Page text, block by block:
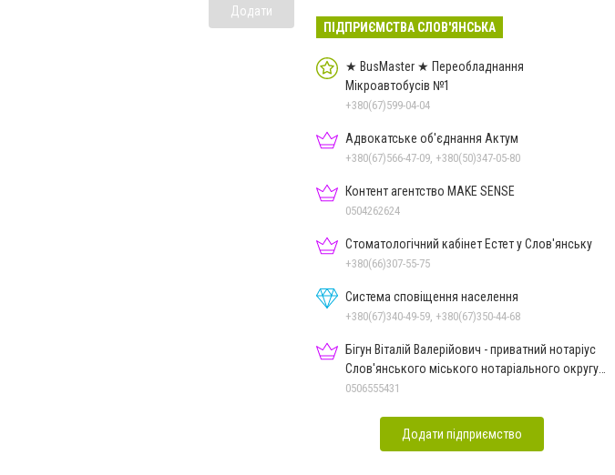
Додати
ПІДПРИЄМСТВА СЛОВ'ЯНСЬКА
★ BusMaster ★ Переобладнання
Мікроавтобусів №1
+380(67)599-04-04
Адвокатське об'єднання Актум
+380(67)566-47-09, +380(50)347-05-80
Контент агентство MAKE SENSE
0504262624
Стоматологічний кабінет Естет у Слов'янську
+380(66)307-55-75
Система сповіщення населення
+380(67)340-49-59, +380(67)350-44-68
Бігун Віталій Валерійович - приватний нотаріус
Слов'янського міського нотаріального округу
Дон.обл.
0506555431
Додати підприємство